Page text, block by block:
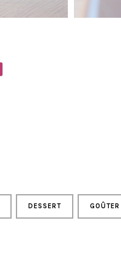
DESSERT GOÛTER